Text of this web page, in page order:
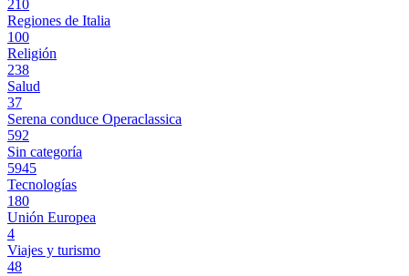
210
Regiones de Italia
100
Religión
238
Salud
37
Serena conduce Operaclassica
592
Sin categoría
5945
Tecnologías
180
Unión Europea
4
Viajes y turismo
48